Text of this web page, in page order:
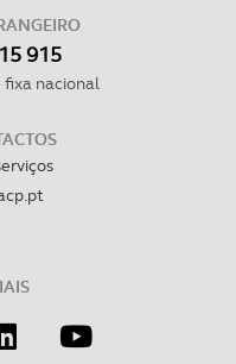
915
fixa nacional